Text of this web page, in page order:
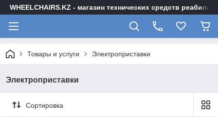
WHEELCHAIRS.KZ - магазин технических средств
Товары и услуги Электроприставки
Электроприставки
Сортировка